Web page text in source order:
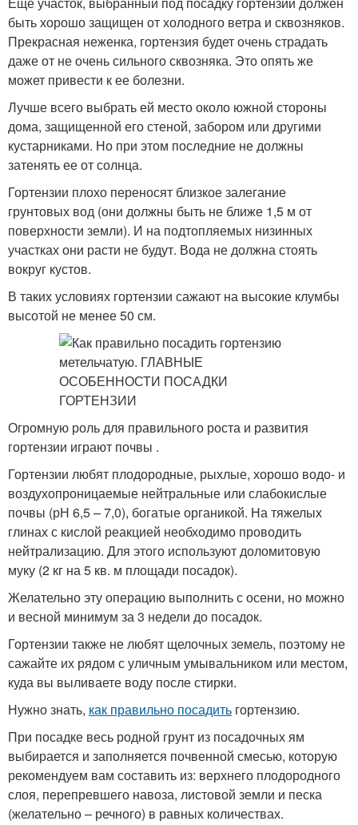
быть хорошо защищен от холодного ветра и сквозняков.
Прекрасная неженка, гортензия будет очень страдать
даже от не очень сильного сквозняка. Это опять же
может привести к ее болезни.
Лучше всего выбрать ей место около южной стороны
дома, защищенной его стеной, забором или другими
кустарниками. Но при этом последние не должны
затенять ее от солнца.
Гортензии плохо переносят близкое залегание
грунтовых вод (они должны быть не ближе 1,5 м от
поверхности земли). И на подтопляемых низинных
участках они расти не будут. Вода не должна стоять
вокруг кустов.
В таких условиях гортензии сажают на высокие клумбы
высотой не менее 50 см.
Огромную роль для правильного роста и развития
гортензии играют почвы .
Гортензии любят плодородные, рыхлые, хорошо водо- и
воздухопроницаемые нейтральные или слабокислые
почвы (рН 6,5 – 7,0), богатые органикой. На тяжелых
глинах с кислой реакцией необходимо проводить
нейтрализацию. Для этого используют доломитовую
муку (2 кг на 5 кв. м площади посадок).
Желательно эту операцию выполнить с осени, но можно
и весной минимум за 3 недели до посадок.
Гортензии также не любят щелочных земель, поэтому не
сажайте их рядом с уличным умывальником или местом,
куда вы выливаете воду после стирки.
Нужно знать, как правильно посадить гортензию.
При посадке весь родной грунт из посадочных ям
выбирается и заполняется почвенной смесью, которую
рекомендуем вам составить из: верхнего плодородного
слоя, перепревшего навоза, листовой земли и песка
(желательно – речного) в равных количествах.